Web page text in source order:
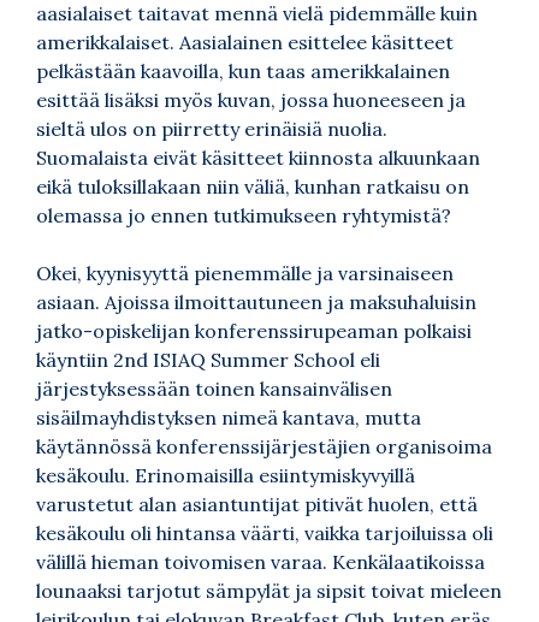
aasialaiset taitavat mennä vielä pidemmälle kuin
amerikkalaiset. Aasialainen esittelee käsitteet
pelkästään kaavoilla, kun taas amerikkalainen
esittää lisäksi myös kuvan, jossa huoneeseen ja
sieltä ulos on piirretty erinäisiä nuolia.
Suomalaista eivät käsitteet kiinnosta alkuunkaan
eikä tuloksillakaan niin väliä, kunhan ratkaisu on
olemassa jo ennen tutkimukseen ryhtymistä?
Okei, kyynisyyttä pienemmälle ja varsinaiseen
asiaan. Ajoissa ilmoittautuneen ja maksuhaluisin
jatko-opiskelijan konferenssirupeaman polkaisi
käyntiin 2nd ISIAQ Summer School eli
järjestyksessään toinen kansainvälisen
sisäilmayhdistyksen nimeä kantava, mutta
käytännössä konferenssijärjestäjien organisoima
kesäkoulu. Erinomaisilla esiintymiskyvyillä
varustetut alan asiantuntijat pitivät huolen, että
kesäkoulu oli hintansa väärti, vaikka tarjoiluissa oli
välillä hieman toivomisen varaa. Kenkälaatikoissa
lounaaksi tarjotut sämpylät ja sipsit toivat mieleen